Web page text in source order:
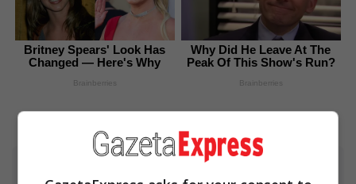
Britney Spears' Look Has
Changed — Here's Why
Brainberries
Why Did He Leave At The
Peak Of This Show's Run?
Brainberries
Advertisement